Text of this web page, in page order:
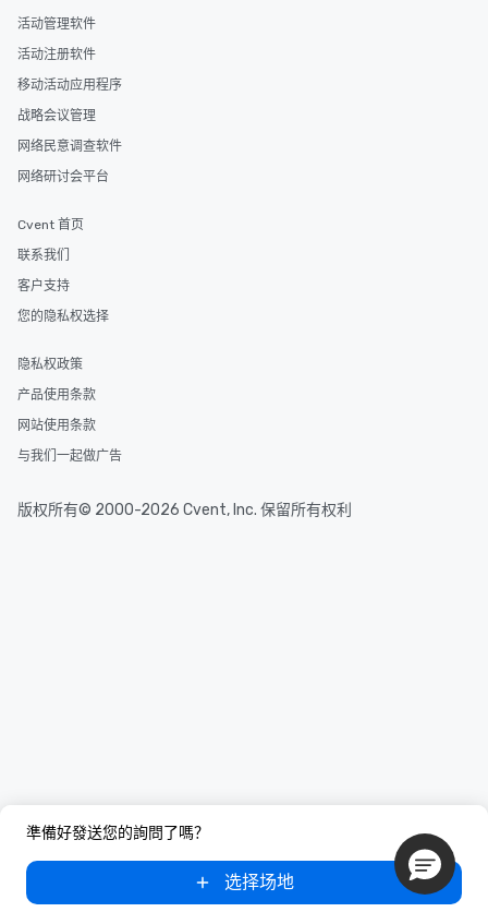
準備好發送您的詢問了嗎？
选择场地
活动管理软件
活动注册软件
移动活动应用程序
战略会议管理
网络民意调查软件
网络研讨会平台
Cvent 首页
联系我们
客户支持
您的隐私权选择
隐私权政策
产品使用条款
网站使用条款
与我们一起做广告
版权所有© 2000-2026 Cvent, Inc. 保留所有权利